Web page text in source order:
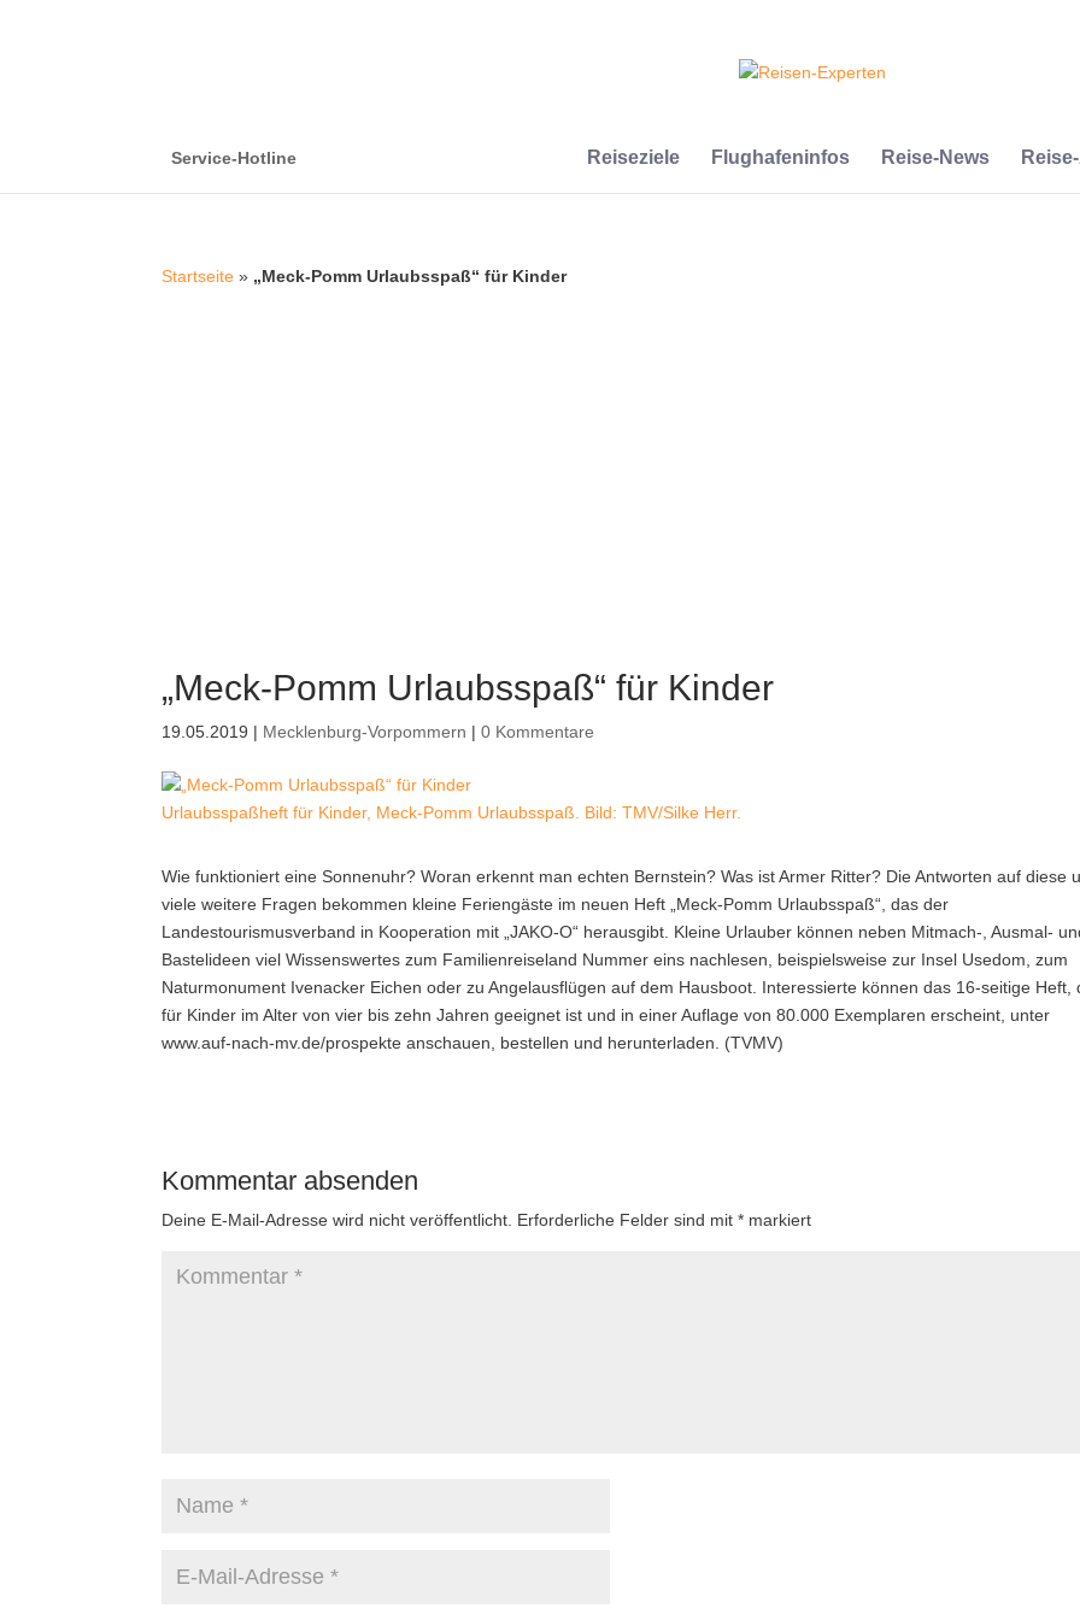
Service-Hotline Reiseziele Flughafeninfos Reise-News
Startseite » „Meck-Pomm Urlaubsspaß“ für Kinder
„Meck-Pomm Urlaubsspaß“ für Kinder
19.05.2019 | Mecklenburg-Vorpommern |0 Kommentare
Urlaubsspaßheft für Kinder, Meck-Pomm Urlaubsspaß. Bild: TMV/Silke Herr.
Wie funktioniert eine Sonnenuhr? Woran erkennt man echten Bernstein? Was ist Armer Ritter? Die Antworten auf diese
viele weitere Fragen bekommen kleine Feriengäste im neuen Heft „Meck-Pomm Urlaubsspaß“, das der
Landestourismusverband in Kooperation mit „JAKO-O“ herausgibt. Kleine Urlauber können neben Mitmach-, Ausmal-
Bastelideen viel Wissenswertes zum Familienreiseland Nummer eins nachlesen, beispielsweise zur Insel Usedom, zum
Naturmonument Ivenacker Eichen oder zu Angelausflügen auf dem Hausboot. Interessierte können das 16-seitige Heft,
für Kinder im Alter von vier bis zehn Jahren geeignet ist und in einer Auflage von 80.000 Exemplaren erscheint, unter
www.auf-nach-mv.de/prospekte anschauen, bestellen und herunterladen. (TVMV)
Kommentar absenden
Deine E-Mail-Adresse wird nicht veröffentlicht. Erforderliche Felder sind mit* markiert